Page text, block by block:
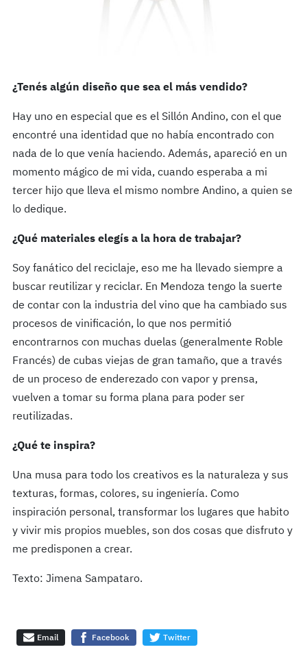
¿Tenés algún diseño que sea el más vendido?
Hay uno en especial que es el Sillón Andino, con el que
encontré una identidad que no había encontrado con
nada de lo que venía haciendo. Además, apareció en un
momento mágico de mi vida, cuando esperaba a mi
tercer hijo que lleva el mismo nombre Andino, a quien se
lo dedique.
¿Qué materiales elegís a la hora de trabajar?
Soy fanático del reciclaje, eso me ha llevado siempre a
buscar reutilizar y reciclar. En Mendoza tengo la suerte
de contar con la industria del vino que ha cambiado sus
procesos de vinificación, lo que nos permitió
encontrarnos con muchas duelas (generalmente Roble
Francés) de cubas viejas de gran tamaño, que a través
de un proceso de enderezado con vapor y prensa,
vuelven a tomar su forma plana para poder ser
reutilizadas.
¿Qué te inspira?
Una musa para todo los creativos es la naturaleza y sus
texturas, formas, colores, su ingeniería. Como
inspiración personal, transformar los lugares que habito
y vivir mis propios muebles, son dos cosas que disfruto y
me predisponen a crear.
Texto: Jimena Sampataro.
Email Facebook Twitter